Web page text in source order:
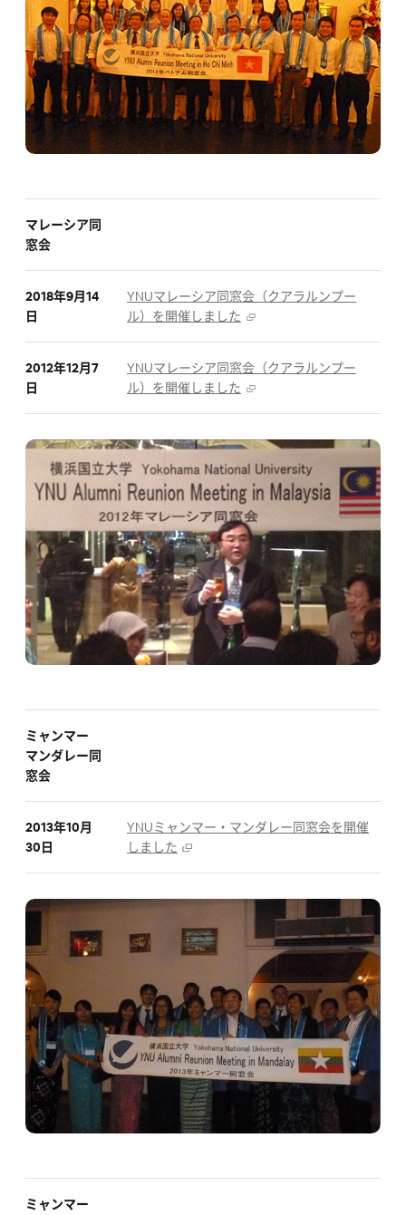
マレーシア同
窓会
2018年9月14
日
YNUマレーシア同窓会（クアラルンプー
ル）を開催しました
2012年12月7
日
YNUマレーシア同窓会（クアラルンプー
ル）を開催しました
ミャンマー
マンダレー同
窓会
2013年10月
30日
YNUミャンマー・マンダレー同窓会を開催
しました
ミャンマー